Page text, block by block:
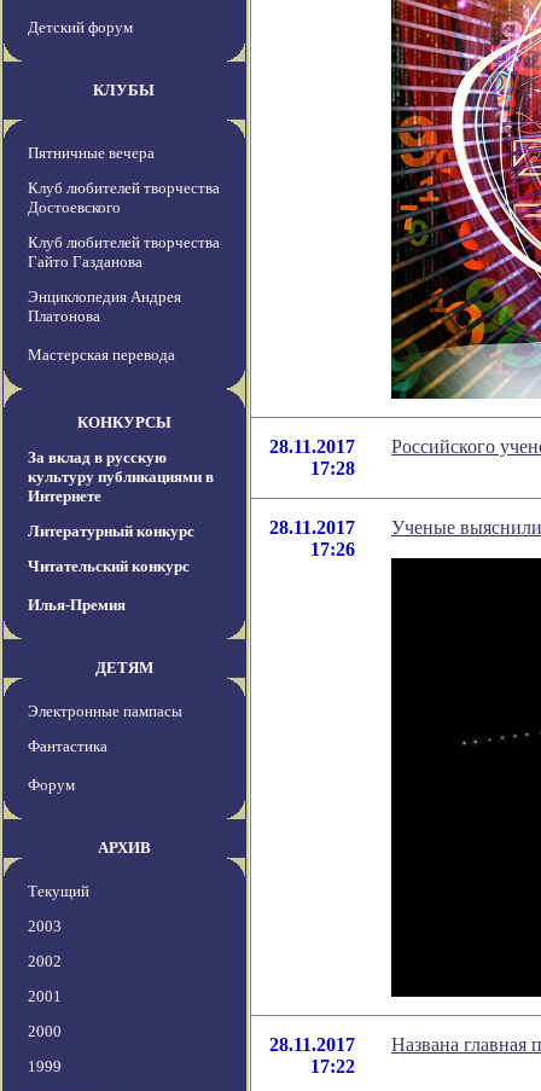
Детский форум
КЛУБЫ
Пятничные вечера
Клуб любителей творчества
Достоевского
Клуб любителей творчества
Гайто Газданова
Энциклопедия Андрея
Платонова
Мастерская перевода
КОНКУРСЫ
За вклад в русскую
культуру публикациями в
Интернете
Литературный конкурс
Читательский конкурс
Илья-Премия
ДЕТЯМ
Электронные пампасы
Фантастика
Форум
АРХИВ
Текущий
2003
2002
2001
2000
1999
28.11.2017
17:28
Российского
28.11.2017
17:26
Ученые
28.11.2017
17:22
Названа главная